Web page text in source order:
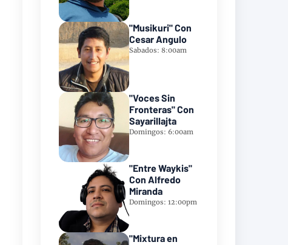
"Musikuri" Con
Cesar Angulo
Sabados: 8:00am
"Voces Sin
Fronteras" Con
Sayarillajta
Domingos: 6:00am
"Entre Waykis"
Con Alfredo
Miranda
Domingos: 12:00pm
"Mixtura en